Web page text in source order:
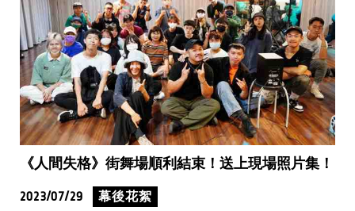
《人間失格》街舞場順利結束！送上現場照片集！
2023/07/29 幕後花絮